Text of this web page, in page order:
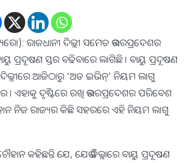
ରାଜଧାନୀ ଦିଲ୍ଲୀ ସମେତ ଉତ୍ତରପ୍ରଦେଶର
ପ୍ରଦୂଷଣ ସ୍ତର ବଢିବାରେ ଲାଗିଛି । ବାୟୁ ପ୍ରଦୂଷଣ
ଆଜିଠାରୁ ‘ଅଡ ଇଭିନ୍’ ନିୟମ ଲାଗୁ
। ଏହାକୁ ଦୃଷ୍ଟିରେ ରଖି ଉତ୍ତରପ୍ରଦେଶର ପରିବେଶ
ନିଜ ରାଜ୍ୟର କିଛି ସହରରେ ଏହି ନିୟମ ଲାଗୁ
କହିଛନ୍ତି ଯେ, ଯେଉଁ ଜିଲ୍ଲାରେ ବାୟୁ ପ୍ରଦୂଷଣ